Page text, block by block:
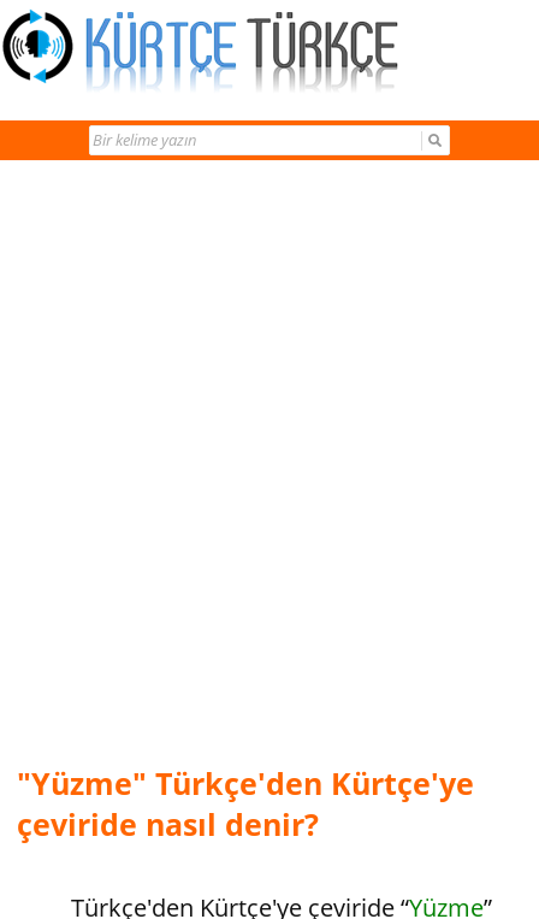
"Yüzme" Türkçe'den Kürtçe'ye
çeviride nasıl denir?
Türkçe'den Kürtçe'ye çeviride “Yüzme”